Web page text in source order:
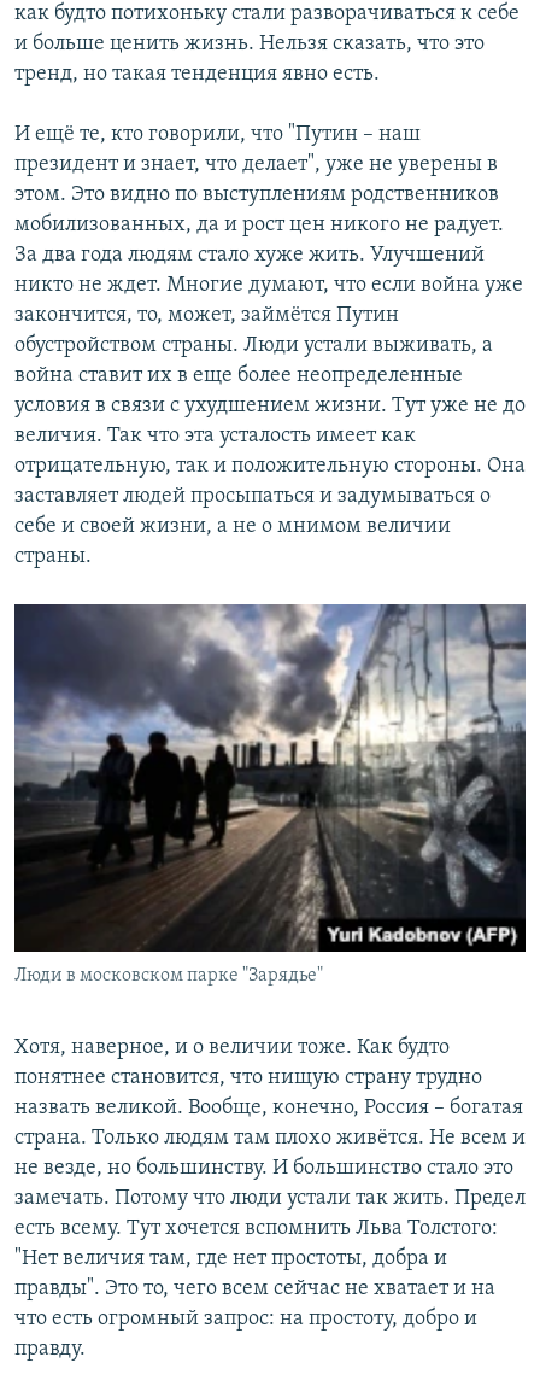
как будто потихоньку стали разворачиваться к себе
и больше ценить жизнь. Нельзя сказать, что это
тренд, но такая тенденция явно есть.
И ещё те, кто говорили, что "Путин – наш
президент и знает, что делает", уже не уверены в
этом. Это видно по выступлениям родственников
мобилизованных, да и рост цен никого не радует.
За два года людям стало хуже жить. Улучшений
никто не ждет. Многие думают, что если война уже
закончится, то, может, займётся Путин
обустройством страны. Люди устали выживать, а
война ставит их в еще более неопределенные
условия в связи с ухудшением жизни. Тут уже не до
величия. Так что эта усталость имеет как
отрицательную, так и положительную стороны. Она
заставляет людей просыпаться и задумываться о
себе и своей жизни, а не о мнимом величии
страны.
Люди в московском парке "Зарядье"
Хотя, наверное, и о величии тоже. Как будто
понятнее становится, что нищую страну трудно
назвать великой. Вообще, конечно, Россия – богатая
страна. Только людям там плохо живётся. Не всем и
не везде, но большинству. И большинство стало это
замечать. Потому что люди устали так жить. Предел
есть всему. Тут хочется вспомнить Льва Толстого:
"Нет величия там, где нет простоты, добра и
правды". Это то, чего всем сейчас не хватает и на
что есть огромный запрос: на простоту, добро и
правду.